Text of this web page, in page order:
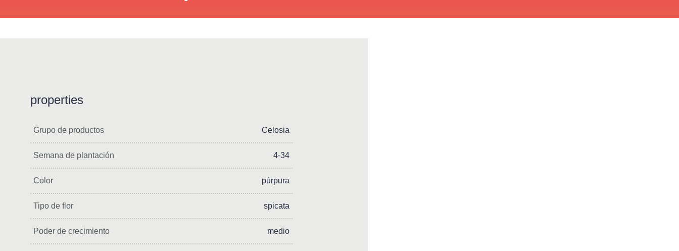
properties
Grupo de productos Celosia
Semana de plantación 4-34
Color púrpura
Tipo de flor spicata
Poder de crecimiento medio